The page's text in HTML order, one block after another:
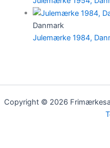
Danmark
Julemærke 1984,
Copyright © 2026